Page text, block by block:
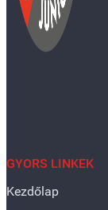
GYORS LINKEK
Kezdőlap